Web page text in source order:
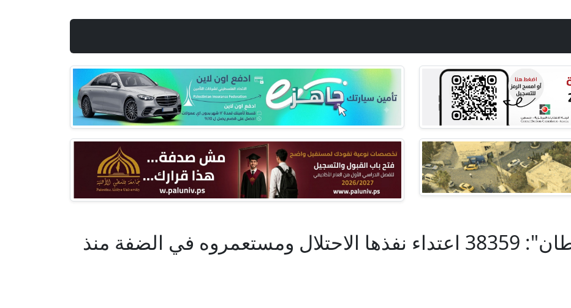
"مقاومة الجدار والاستيطان": 38359 اعتداء نفذها الاحتلال ومستعمروه في الضفة منذ